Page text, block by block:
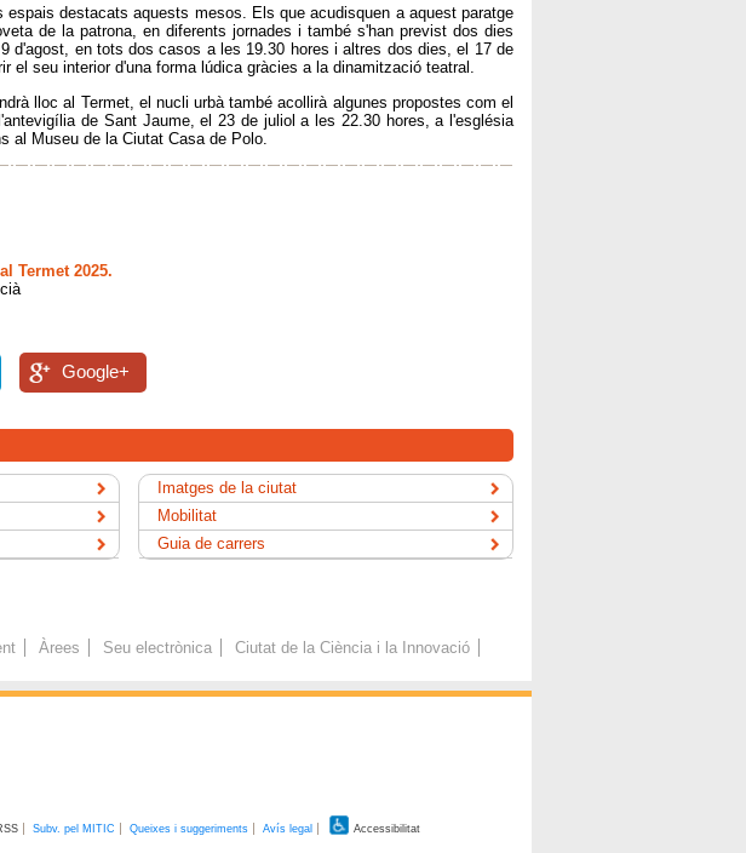
espais destacats aquests mesos. Els que acudisquen a aquest paratge
de la patrona, en diferents jornades i també s'han previst dos dies
d'agost, en tots dos casos a les 19.30 hores i altres dos dies, el 17 de
el seu interior d'una forma lúdica gràcies a la dinamització teatral.
lloc al Termet, el nucli urbà també acollirà algunes propostes com el
de Sant Jaume, el 23 de juliol a les 22.30 hores, a l'església
al Museu de la Ciutat Casa de Polo.
Termet 2025.
Google+
Imatges de la ciutat
Mobilitat
Guia de carrers
Àrees Seu electrònica Ciutat de la Ciència i la Innovació
Subv. pel MITIC Queixes i suggeriments Avís legal Accessibilitat